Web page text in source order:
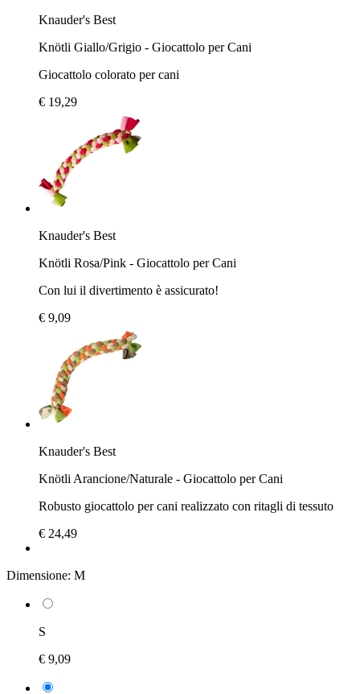
Knauder's Best
Knötli Giallo/Grigio - Giocattolo per Cani
Giocattolo colorato per cani
€ 19,29
Knauder's Best
Knötli Rosa/Pink - Giocattolo per Cani
Con lui il divertimento è assicurato!
€ 9,09
Knauder's Best
Knötli Arancione/Naturale - Giocattolo per Cani
Robusto giocattolo per cani realizzato con ritagli di tessuto
€ 24,49
Dimensione: M
S
€ 9,09